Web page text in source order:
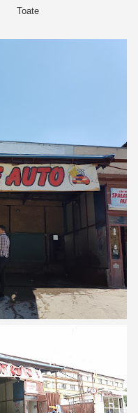
Toate